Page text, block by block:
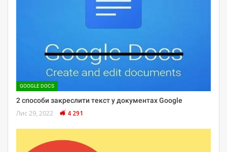
GOOGLE DOCS
2 способи закреслити текст у документах Google
Лис 29, 2022 4 291